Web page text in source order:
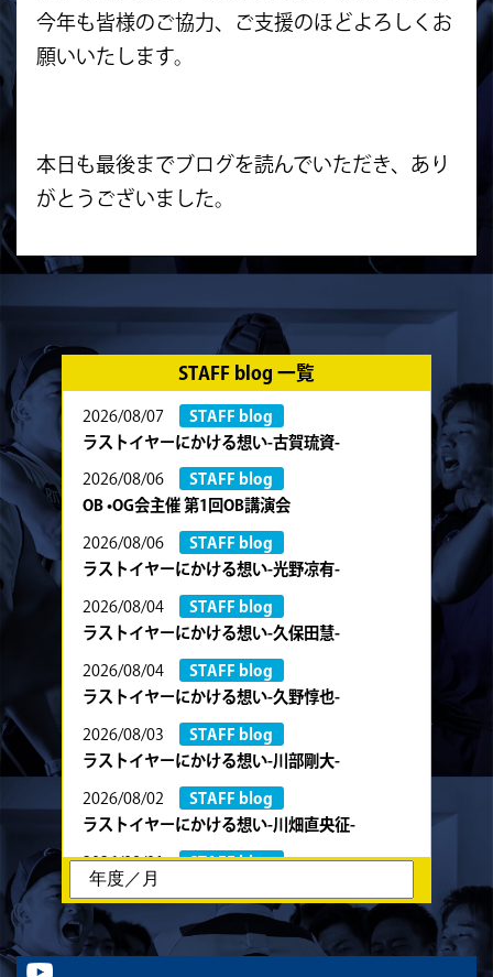
今年も皆様のご協力、ご支援のほどよろしくお
願いいたします。
本日も最後までブログを読んでいただき、あり
がとうございました。
STAFF blog 一覧
2026/08/07
STAFF blog
ラストイヤーにかける想い-古賀琉資-
2026/08/06
STAFF blog
OB •OG会主催 第1回OB講演会
2026/08/06
STAFF blog
ラストイヤーにかける想い-光野凉有-
2026/08/04
STAFF blog
ラストイヤーにかける想い-久保田慧-
2026/08/04
STAFF blog
ラストイヤーにかける想い-久野惇也-
2026/08/03
STAFF blog
ラストイヤーにかける想い-川部剛大-
2026/08/02
STAFF blog
ラストイヤーにかける想い-川畑直央征-
2026/08/01
STAFF blog
ラストイヤーにかける想い-香山創祐-
2026/07/30
STAFF blog
ラストイヤーにかける想い-金本亮斗-